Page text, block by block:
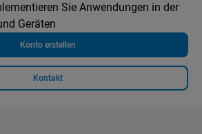
Sie Anwendungen in der
Geräten
Konto erstellen
Kontakt